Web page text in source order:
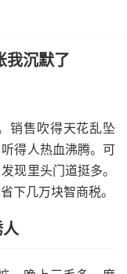
我沉默了
销售吹得天花乱坠
得人热血沸腾。可
现里头门道挺多。
下几万块智商税。